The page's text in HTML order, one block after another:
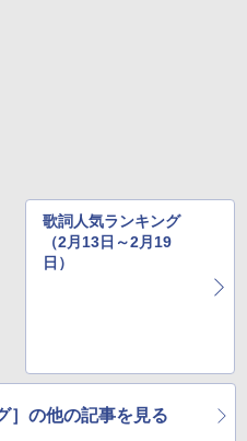
歌詞人気ランキング
（2月13日～2月19
日）
］の他の記事を見る